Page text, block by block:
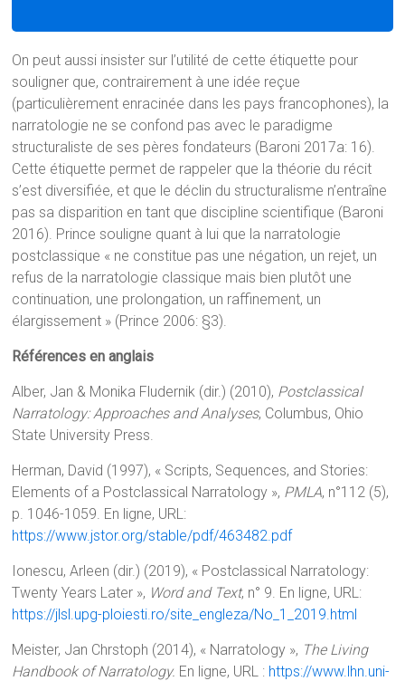
On peut aussi insister sur l’utilité de cette étiquette pour
souligner que, contrairement à une idée reçue
(particulièrement enracinée dans les pays francophones), la
narratologie ne se confond pas avec le paradigme
structuraliste de ses pères fondateurs (Baroni 2017a: 16).
Cette étiquette permet de rappeler que la théorie du récit
s’est diversifiée, et que le déclin du structuralisme n’entraîne
pas sa disparition en tant que discipline scientifique (Baroni
2016). Prince souligne quant à lui que la narratologie
postclassique « ne constitue pas une négation, un rejet, un
refus de la narratologie classique mais bien plutôt une
continuation, une prolongation, un raffinement, un
élargissement » (Prince 2006: §3).
Références en anglais
Alber, Jan & Monika Fludernik (dir.) (2010), Postclassical
Narratology: Approaches and Analyses, Columbus, Ohio
State University Press.
Herman, David (1997), « Scripts, Sequences, and Stories:
Elements of a Postclassical Narratology », PMLA, n°112 (5),
p. 1046-1059. En ligne, URL:
https://www.jstor.org/stable/pdf/463482.pdf
Ionescu, Arleen (dir.) (2019), « Postclassical Narratology:
Twenty Years Later », Word and Text, n° 9. En ligne, URL:
https://jlsl.upg-ploiesti.ro/site_engleza/No_1_2019.html
Meister, Jan Chrstoph (2014), « Narratology », The Living
Handbook of Narratology. En ligne, URL : https://www.lhn.uni-